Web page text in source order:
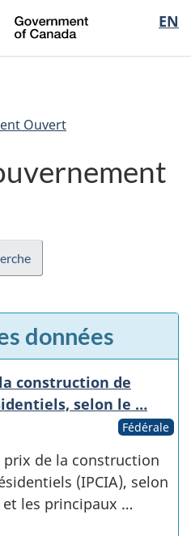
Passer
au
contenu
Passer
à
« Au
Passer
à
la
EN
of
Ouvert
données
construction de
selon le …
Fédérale
prix de la construction
(IPCIA), selon
les principaux …